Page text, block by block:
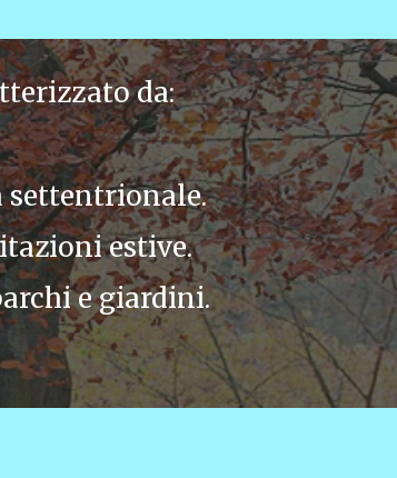
da:
settentrionale.
estive.
e giardini.